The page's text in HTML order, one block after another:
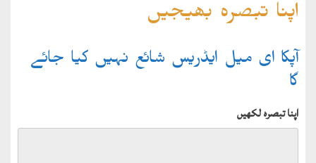
اپنا تبصرہ بھیجیں
آپکا ای میل ایڈریس شائع نہیں کیا جائے
گا
اپنا تبصرہ لکھیں